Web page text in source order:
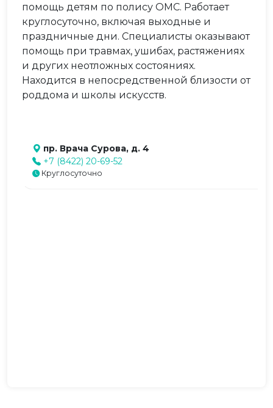
помощь детям по полису ОМС. Работает
круглосуточно, включая выходные и
праздничные дни. Специалисты оказывают
помощь при травмах, ушибах, растяжениях
и других неотложных состояниях.
Находится в непосредственной близости от
роддома и школы искусств.
пр. Врача Сурова, д. 4
+7 (8422) 20-69-52
Круглосуточно